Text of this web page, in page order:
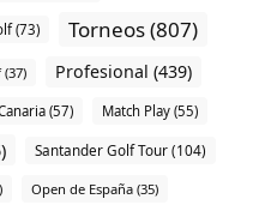
(73) Torneos (807)
Profesional (439)
(57) Match Play (55)
Santander Golf Tour (104)
Open de España (35)